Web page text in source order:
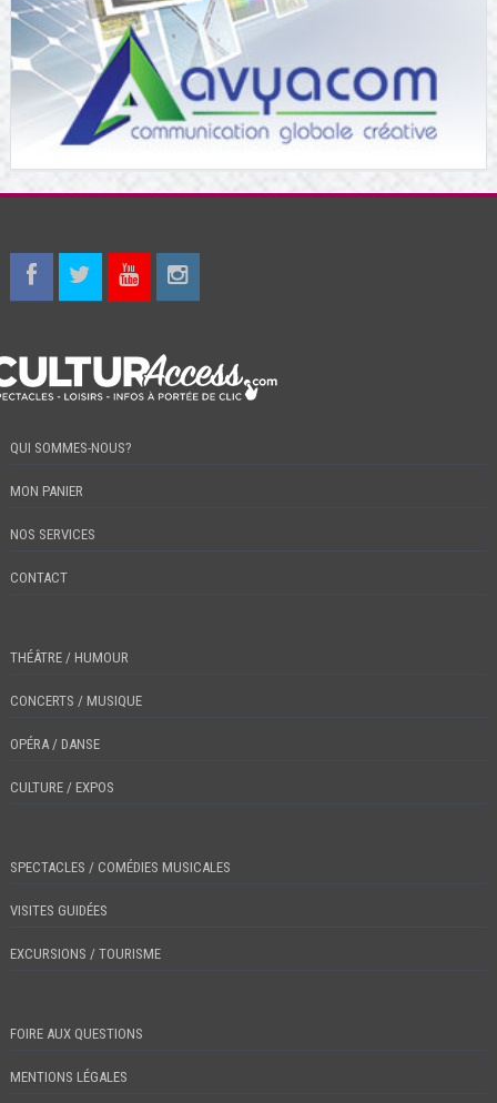
QUI SOMMES-NOUS?
MON PANIER
NOS SERVICES
CONTACT
THÉÂTRE / HUMOUR
CONCERTS / MUSIQUE
OPÉRA / DANSE
CULTURE / EXPOS
SPECTACLES / COMÉDIES MUSICALES
VISITES GUIDÉES
EXCURSIONS / TOURISME
FOIRE AUX QUESTIONS
MENTIONS LÉGALES